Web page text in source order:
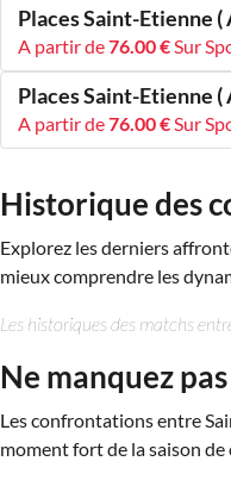
Places Saint-Etienne (
A partir de76.00 €Sur
Places Saint-Etienne (
A partir de76.00 €Sur
Historique des
Explorez les derniers
mieux comprendre les
Les historiques des matchs
Ne manquez
Les confrontations entre
moment fort de la saison de